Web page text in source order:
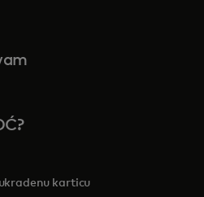
karticu